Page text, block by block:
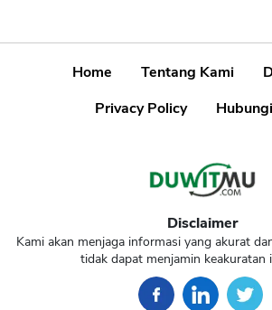
Home Tentang Kami
Privacy Policy
Disclaimer
Kami akan menjaga informasi yang akurat
tidak dapat menjamin keakuratan